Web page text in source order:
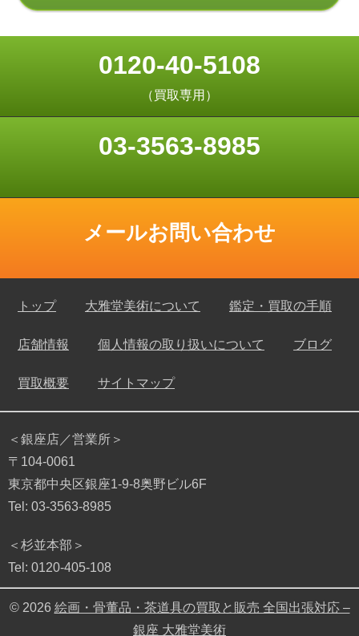
0120-40-5108
（買取専用）
03-3563-8985
メールお問い合わせ
トップ 大雅堂美術について 鑑定・買取の手順
店舗情報 個人情報の取り扱いについて ブログ
買取概要 サイトマップ
＜銀座店／営業所＞
〒104-0061
東京都中央区銀座1-9-8奥野ビル6F
Tel: 03-3563-8985
＜杉並本部＞
Tel: 0120-405-108
© 2026 絵画・骨董品・茶道具の買取と販売 全国出張対応 –
銀座 大雅堂美術